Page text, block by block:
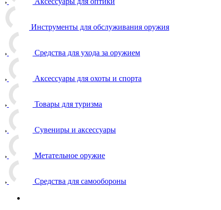
Инструменты для обслуживания оружия
Средства для ухода за оружием
Аксессуары для охоты и спорта
Товары для туризма
Сувениры и аксессуары
Метательное оружие
Средства для самообороны